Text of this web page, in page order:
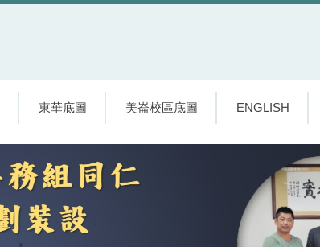
東華底圖 美崙校區底圖 ENGLISH